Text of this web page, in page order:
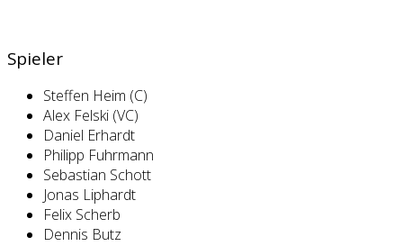
Spieler
Steffen Heim (C)
Alex Felski (VC)
Daniel Erhardt
Philipp Fuhrmann
Sebastian Schott
Jonas Liphardt
Felix Scherb
Dennis Butz